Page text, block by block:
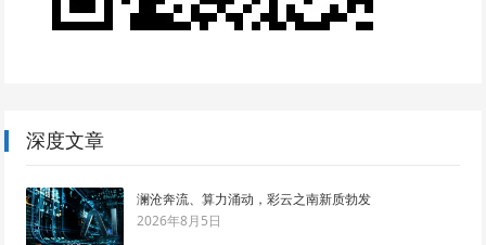
深度文章
澜沧奔流、算力涌动，彩云之南新质勃发
2026年8月5日